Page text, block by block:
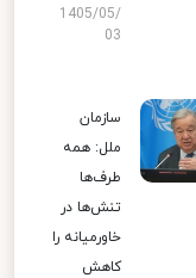
1405/05/
03
سازمان
ملل: همه
طرف‌ها
تنش‌ها در
خاورمیانه را
کاهش